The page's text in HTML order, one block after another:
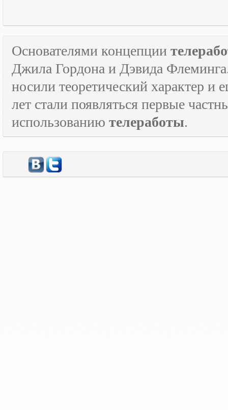
Основателями концепции
Джила Гордона и Дэвида
носили теоретический характер и
лет стали появляться первые
использованию телеработы.